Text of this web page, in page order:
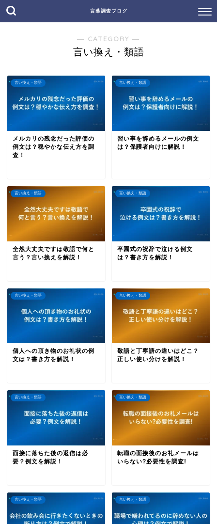
言葉調査ブログ
― CATEGORY ―
言い換え・類語
言い換え・類語
メルカリの残念だった評価の
例文は？穏やかな伝え方を調
査！
言い換え・類語
習い事を辞めるメールの例文
は？保護者向けに解説！
言い換え・類語
全然大丈夫ですは敬語で何と
言う？言い換えを解説！
言い換え・類語
卒園式の祝辞で泣ける例文
は？書き方を解説！
言い換え・類語
個人への頂き物のお礼状の例
文は？書き方を解説！
言い換え・類語
敬語と丁寧語の違いはどこ？
正しい使い分けを解説！
言い換え・類語
面接に落ちた後の返信は必
要？例文を解説！
言い換え・類語
転職の面接後のお礼メールは
いらない?必要性を調査!
言い換え・類語 言い換え・類語